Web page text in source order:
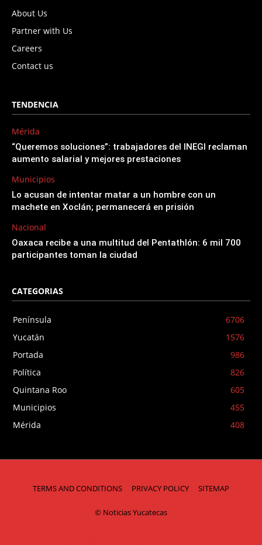
About Us
Partner with Us
Careers
Contact us
TENDENCIA
Mérida
“Queremos soluciones”: trabajadores del INEGI reclaman
aumento salarial y mejores prestaciones
Municipios
Lo acusan de intentar matar a un hombre con un
machete en Xoclán; permanecerá en prisión
Nacional
Oaxaca recibe a una multitud del Pentathlón: 6 mil 700
participantes toman la ciudad
CATEGORIAS
Península
6706
Yucatán
1576
Portada
986
Política
826
Quintana Roo
605
Municipios
455
Mérida
408
TERMS AND CONDITIONS PRIVACY POLICY SITEMAP
© Noticias Yucatecas